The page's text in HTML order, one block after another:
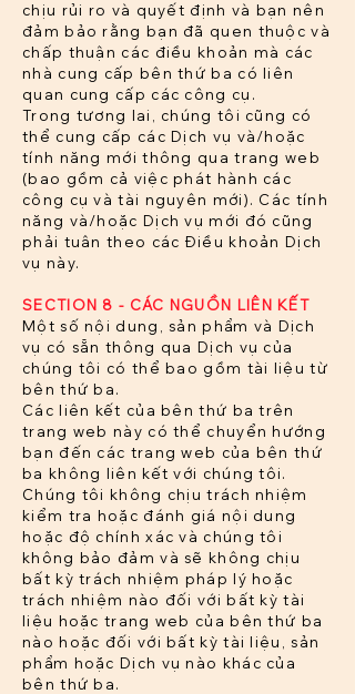
chịu rủi ro và quyết định và bạn nên
đảm bảo rằng bạn đã quen thuộc và
chấp thuận các điều khoản mà các
nhà cung cấp bên thứ ba có liên
quan cung cấp các công cụ.
Trong tương lai, chúng tôi cũng có
thể cung cấp các Dịch vụ và/hoặc
tính năng mới thông qua trang web
(bao gồm cả việc phát hành các
công cụ và tài nguyên mới). Các tính
năng và/hoặc Dịch vụ mới đó cũng
phải tuân theo các Điều khoản Dịch
vụ này.
SECTION 8 - CÁC NGUỒN LIÊN KẾT
Một số nội dung, sản phẩm và Dịch
vụ có sẵn thông qua Dịch vụ của
chúng tôi có thể bao gồm tài liệu từ
bên thứ ba.
Các liên kết của bên thứ ba trên
trang web này có thể chuyển hướng
bạn đến các trang web của bên thứ
ba không liên kết với chúng tôi.
Chúng tôi không chịu trách nhiệm
kiểm tra hoặc đánh giá nội dung
hoặc độ chính xác và chúng tôi
không bảo đảm và sẽ không chịu
bất kỳ trách nhiệm pháp lý hoặc
trách nhiệm nào đối với bất kỳ tài
liệu hoặc trang web của bên thứ ba
nào hoặc đối với bất kỳ tài liệu, sản
phẩm hoặc Dịch vụ nào khác của
bên thứ ba.